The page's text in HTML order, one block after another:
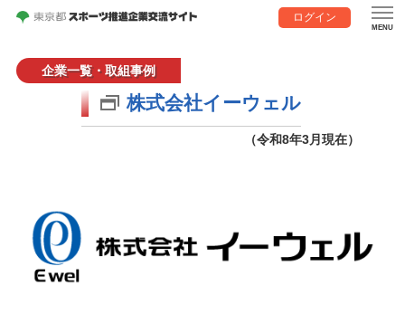
ログイン
企業一覧・取組事例
株式会社イーウェル
（令和8年3月現在）